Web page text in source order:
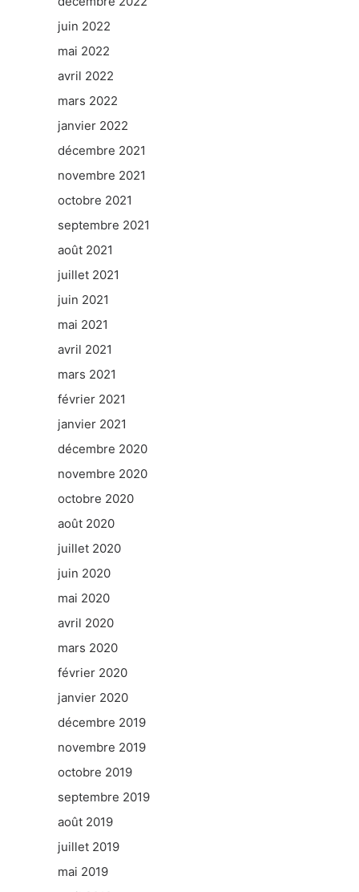
juin 2022
mai 2022
avril 2022
mars 2022
janvier 2022
décembre 2021
novembre 2021
octobre 2021
septembre 2021
août 2021
juillet 2021
juin 2021
mai 2021
avril 2021
mars 2021
février 2021
janvier 2021
décembre 2020
novembre 2020
octobre 2020
août 2020
juillet 2020
juin 2020
mai 2020
avril 2020
mars 2020
février 2020
janvier 2020
décembre 2019
novembre 2019
octobre 2019
septembre 2019
août 2019
juillet 2019
mai 2019